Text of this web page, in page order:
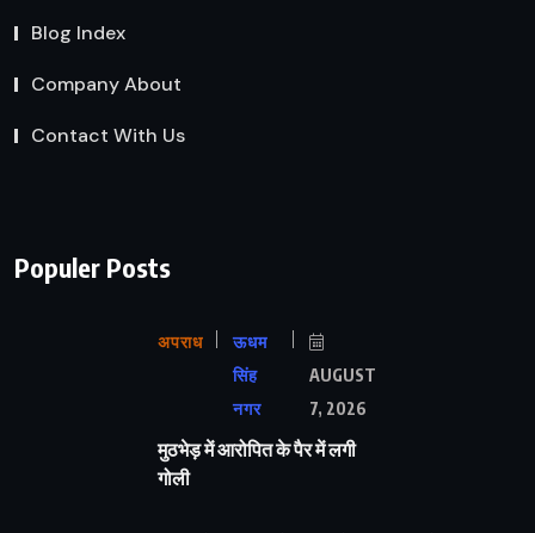
Blog Index
Company About
Contact With Us
Populer Posts
अपराध
ऊधम
सिंह
नगर
AUGUST
7, 2026
मुठभेड़ में आरोपित के पैर में लगी
गोली